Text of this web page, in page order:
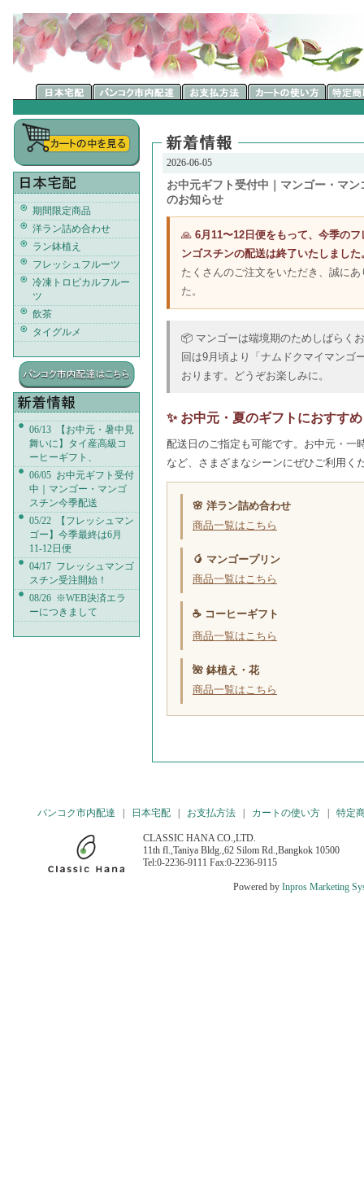
期間限定商品
洋ラン詰め合わせ
ラン鉢植え
フレッシュフルーツ
冷凍トロピカルフルー
ツ
飲茶
タイグルメ
06/13 【お中元・暑中見
舞いに】タイ産高級コ
ーヒーギフト、
06/05 お中元ギフト受付
中｜マンゴー・マンゴ
スチン今季配送
05/22 【フレッシュマン
ゴー】今季最終は6月
11-12日便
04/17 フレッシュマンゴ
スチン受注開始！
08/26 ※WEB決済エラ
ーにつきまして
2026-06-05
お中元ギフト受付中｜マンゴー・マ
のお知らせ
🙏 6月11〜12日便をもって、今季の
ンゴスチンの配送は終了いたしました
たくさんのご注文をいただき、誠に
た。
📦 マンゴーは端境期のためしばらく
回は9月頃より「ナムドクマイマンゴ
おります。どうぞお楽しみに。
✨ お中元・夏のギフトにおすすめ
配送日のご指定も可能です。お中元・一
など、さまざまなシーンにぜひご利用く
🌸 洋ラン詰め合わせ
商品一覧はこちら
🥭 マンゴープリン
商品一覧はこちら
☕ コーヒーギフト
商品一覧はこちら
🌺 鉢植え・花
商品一覧はこちら
バンコク市内配達 日本宅配 お支払方法 カートの使い方 特定
CLASSIC HANA CO.,LTD.
11th fl.,Taniya Bldg.,62 Silom Rd.,Bangkok 10500
Tel:0-2236-9111 Fax:0-2236-9115
Powered by Inpros Marketing